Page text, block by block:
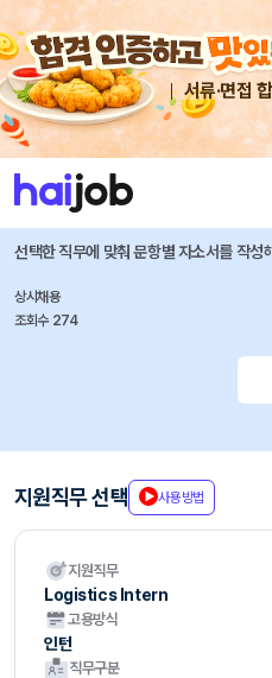
서류·면접
채용공고 자소서 자유항목 자소서 내
힐티코리아 즐겨찾기
[외국계] Logistics Intern(1
선택한 직무에 맞춰 문항별 자소서를 작성
상시채용
조회수 274
지원직무 선택 사용방법
지원직무
Logistics Intern
고용방식
인턴
직무구분